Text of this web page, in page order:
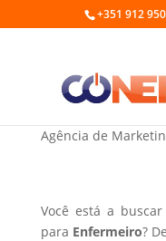
+351 912
Criar site para
Agência de
Você está a
para Enfermeiro?